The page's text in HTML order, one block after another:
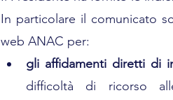
In particolare il comunicato
web ANAC per:
gli affidamenti diretti di
difficoltà di ricorso